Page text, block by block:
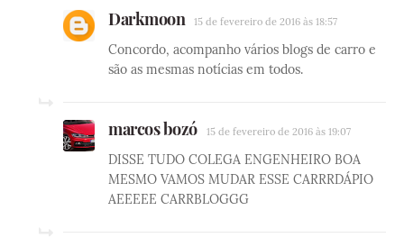
Darkmoon 15 de fevereiro de 2016 às 18:57
Concordo, acompanho vários blogs de carro e
são as mesmas notícias em todos.
marcos bozó 15 de fevereiro de 2016 às 19:07
DISSE TUDO COLEGA ENGENHEIRO BOA
MESMO VAMOS MUDAR ESSE CARRRDÁPIO
AEEEEE CARRBLOGGG